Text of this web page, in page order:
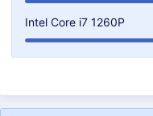
Intel Core i7 1260P